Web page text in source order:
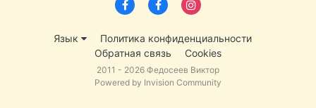
Язык
Политика конфиденциальности
Обратная связь
Cookies
2011 - 2026 Федосеев Виктор
Powered by Invision Community